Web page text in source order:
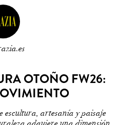
OTOÑO FW26:
escultura, artesanía y paisaje